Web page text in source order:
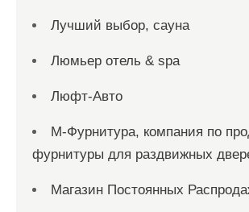
Лучший выбор, сауна
Люмьер отель & spa
Люфт-Авто
М-Фурнитура, компания по
фурнитуры для раздвижных
Магазин Постоянных